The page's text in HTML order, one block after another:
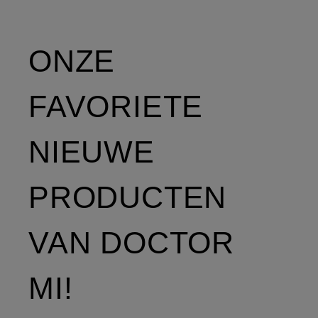
ONZE
FAVORIETE
NIEUWE
PRODUCTEN
VAN DOCTOR
MI!